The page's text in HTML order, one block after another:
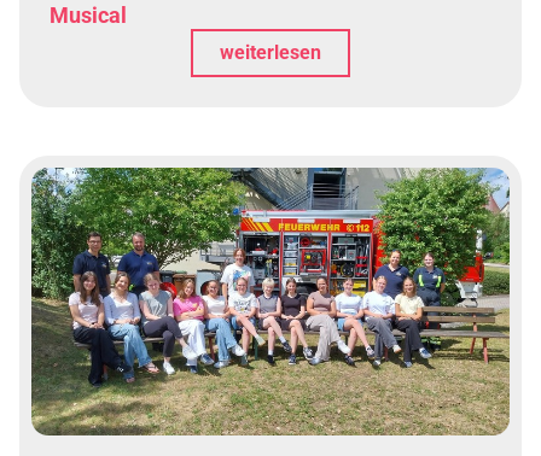
Musical
weiterlesen